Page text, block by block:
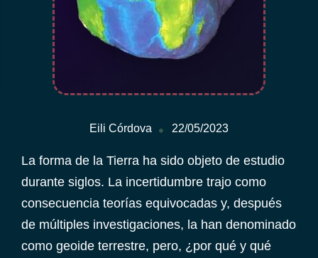
Eili Córdova 22/05/2023
La forma de la Tierra ha sido objeto de estudio
durante siglos. La incertidumbre trajo como
consecuencia teorías equivocadas y, después
de múltiples investigaciones, la han denominado
como geoide terrestre, pero, ¿por qué y qué